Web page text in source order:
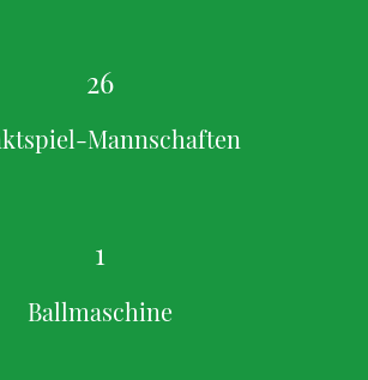
26
Mannschaften
1
Ballmaschine